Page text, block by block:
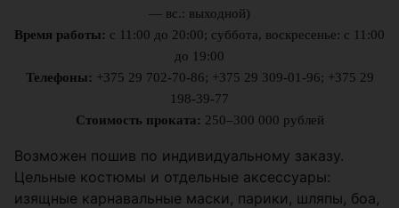
— вс.: выходной)
Время работы: с 11:00 до 20:00; суббота, воскресенье: c 11:00
до 19:00
Телефоны: +375 29 702-70-86; +375 29 309-01-96; +375 29
198-39-77
Стоимость проката: 250–300 000 рублей
Возможен пошив по индивидуальному заказу.
Цельные костюмы и отдельные аксессуары:
изящные карнавальные маски, парики, шляпы, боа,